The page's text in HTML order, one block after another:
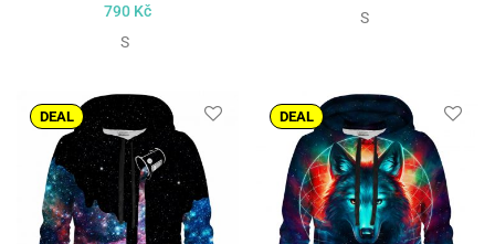
790 Kč
S
S
DEAL DEAL